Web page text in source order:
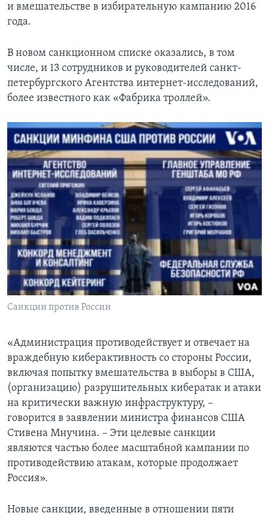
и вмешательстве в избирательную кампанию 2016
года.
В новом санкционном списке оказались, в том
числе, и 13 сотрудников и руководителей санкт-
петербургского Агентства интернет-исследований,
более известного как «Фабрика троллей».
Санкции против России
​«Администрация противодействует и отвечает на
враждебную киберактивность со стороны России,
включая попытку вмешательства в выборы в США,
(организацию) разрушительных кибератак и атаки
на критически важную инфраструктуру, –
говорится в заявлении министра финансов США
Стивена Мнучина. – Эти целевые санкции
являются частью более масштабной кампании по
противодействию атакам, которые продолжает
Россия».
Новые санкции, введенные в отношении пяти